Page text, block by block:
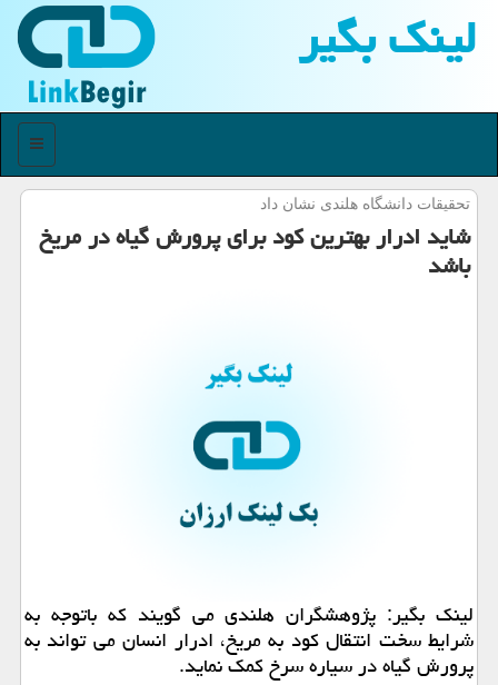
لینك بگیر
منو
تحقیقات دانشگاه هلندی نشان داد
شاید ادرار بهترین كود برای پرورش گیاه در مریخ
باشد
لینك بگیر: پژوهشگران هلندی می گویند كه باتوجه به
شرایط سخت انتقال كود به مریخ، ادرار انسان می تواند به
پرورش گیاه در سیاره سرخ كمك نماید.